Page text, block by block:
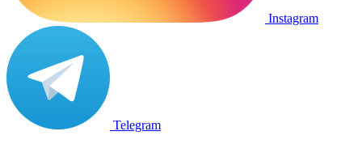
Instagram
Telegram